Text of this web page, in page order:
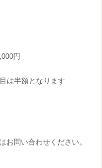
円
は半額となります
問い合わせください。